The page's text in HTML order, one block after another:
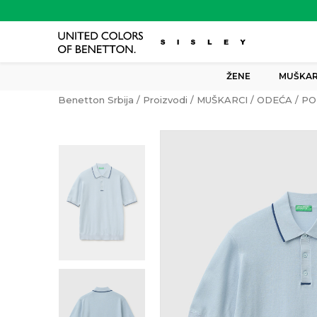
ŽENE
Benetton Srbija Proizvodi MUŠKARCI ODEĆA